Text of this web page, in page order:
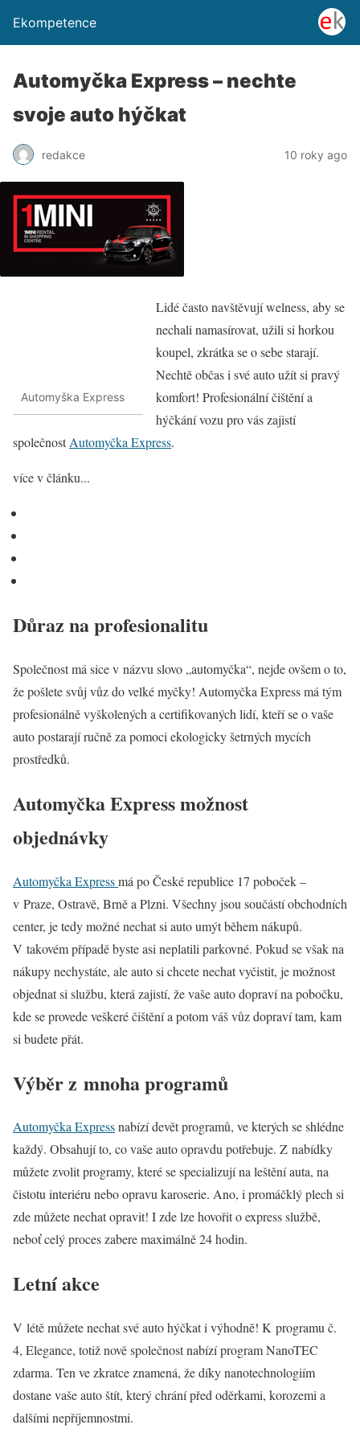
Ekompetence
Automyčka Express – nechte
svoje auto hýčkat
redakce 10 roky ago
Automyška Express
Lidé často navštěvují welness, aby se
nechali namasírovat, užili si horkou
koupel, zkrátka se o sebe starají.
Nechtě občas i své auto užít si pravý
komfort! Profesionální čištění a
hýčkání vozu pro vás zajistí
společnostAutomyčka Express.
více v článku...
Důraz na profesionalitu
Společnost má sice v názvu slovo „automyčka“, nejde ovšem o to,
že pošlete svůj vůz do velké myčky! Automyčka Express má tým
profesionálně vyškolených a certifikovaných lidí, kteří se o vaše
auto postarají ručně za pomoci ekologicky šetrných mycích
prostředků.
Automyčka Express možnost
objednávky
Automyčka Expressmá po České republice 17 poboček –
v Praze, Ostravě, Brně a Plzni. Všechny jsou součástí obchodních
center, je tedy možné nechat si auto umýt během nákupů.
V takovém případě byste asi neplatili parkovné. Pokud se však na
nákupy nechystáte, ale auto si chcete nechat vyčistit, je možnost
objednat si službu, která zajistí, že vaše auto dopraví na pobočku,
kde se provede veškeré čištění a potom váš vůz dopraví tam, kam
si budete přát.
Výběr z mnoha programů
Automyčka Expressnabízí devět programů, ve kterých se shlédne
každý. Obsahují to, co vaše auto opravdu potřebuje. Z nabídky
můžete zvolit programy, které se specializují na leštění auta, na
čistotu interiéru nebo opravu karoserie. Ano, i promáčklý plech si
zde můžete nechat opravit! I zde lze hovořit o express službě,
neboť celý proces zabere maximálně 24 hodin.
Letní akce
V létě můžete nechat své auto hýčkat i výhodně! K programu č.
4, Elegance, totiž nově společnost nabízí program NanoTEC
zdarma. Ten ve zkratce znamená, že díky nanotechnologiím
dostane vaše auto štít, který chrání před oděrkami, korozemi a
dalšími nepříjemnostmi.